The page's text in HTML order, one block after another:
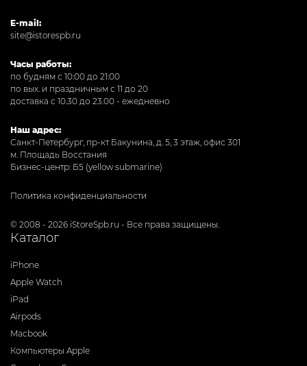
E-mail:
site@istorespb.ru
Часы работы:
по будням с 10:00 до 21:00
по вых. и праздничным с 11 до 20
доставка с 10.30 до 23.00 - ежедневно
Наш адрес:
Санкт-Петербург, пр-кт Бакунина, д. 5, 3 этаж, офис 301
м. Площадь Восстания
Бизнес-центр: Б5 (yellow submarine)
Политика конфиденциальности
© 2008 - 2026 iStoreSpb.ru - Все права защищены.
Каталог
iPhone
Apple Watch
iPad
Airpods
Macbook
Компьютеры Apple